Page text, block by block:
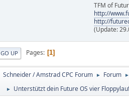
TFM of
http://
http://
(Update:
GO UP Pages 1
Schneider / Amstrad CPC Forum ► Forum ►
► Unterstützt dein Future OS vier